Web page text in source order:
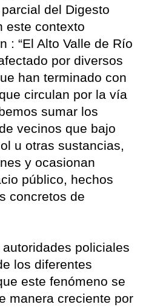
del Digesto
este contexto
: “El Alto Valle de Río
por diversos
han terminado con
circulan por la vía
sumar los
vecinos que bajo
u otras sustancias,
y ocasionan
público, hechos
concretos de
policiales
los diferentes
este fenómeno se
manera creciente por